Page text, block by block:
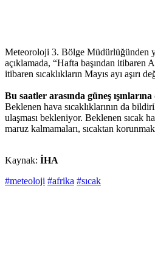
Meteoroloji 3. Bölge Müdürlüğünden
açıklamada, “Hafta başından
itibaren sıcaklıkların Mayıs ayı aşırı
Bu saatler arasında güneş
Beklenen hava sıcaklıklarının da
ulaşması bekleniyor. Beklenen sıcak
maruz kalmamaları, sıcaktan
Kaynak: İHA
#meteoloji #afrika #sıcak